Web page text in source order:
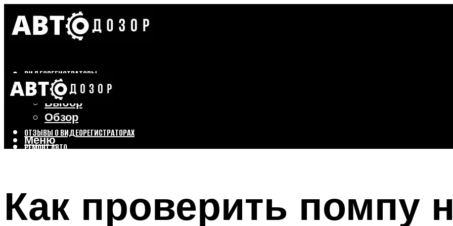
ВИДЕОРЕГИСТРАТОРЫ
Бренды
Выбор
Обзор
ОТЗЫВЫ О ВИДЕОРЕГИСТРАТОРАХ
РЕМОНТ АВТО
Меню
Меню
Как проверить помпу